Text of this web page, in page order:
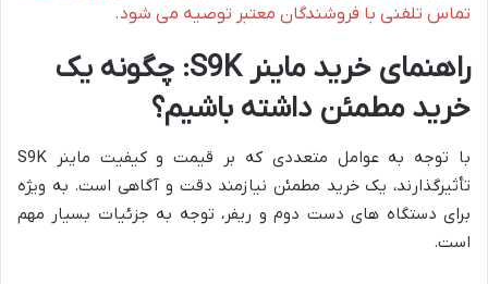
تماس تلفنی با فروشندگان معتبر توصیه می شود.
راهنمای خرید ماینر S9K: چگونه یک
خرید مطمئن داشته باشیم؟
با توجه به عوامل متعددی که بر قیمت و کیفیت ماینر S9K
تأثیرگذارند، یک خرید مطمئن نیازمند دقت و آگاهی است. به ویژه
برای دستگاه های دست دوم و ریفر، توجه به جزئیات بسیار مهم
است.